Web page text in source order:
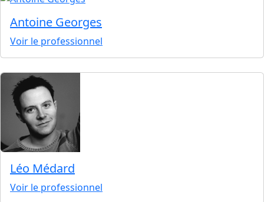
Antoine Georges
Voir le professionnel
Léo Médard
Voir le professionnel